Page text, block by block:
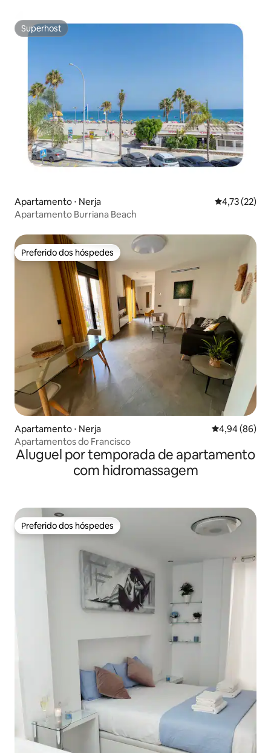
Superhost
Superhost
Apartamento ⋅ Nerja 4,73 de uma
4,73 (22)
Apartamento Burriana Beach
Preferido dos hóspedes
Preferido dos hóspedes
Apartamento ⋅ Nerja 4,94 de uma
4,94 (86)
Apartamentos do Francisco
Aluguel por temporada de apartamento
com hidromassagem
Preferido dos hóspedes
Preferido dos hóspedes